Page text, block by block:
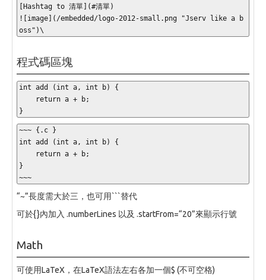
[Hashtag to 清單](#清單)
![image](/embedded/logo-2012-small.png "Jserv like a b
oss")\
程式碼區塊
int add ( int a, int b)
{
return a + b;
}
~~~ {.c }
int add (int a, int b) {
}
~~~
“~”長度需大於三，也可用```替代
可於{}內加入 .numberLines 以及 .startFrom=“20”來顯示行號
Math
可使用LaTeX，在LaTeX語法左右各加一個$ (不可空格)